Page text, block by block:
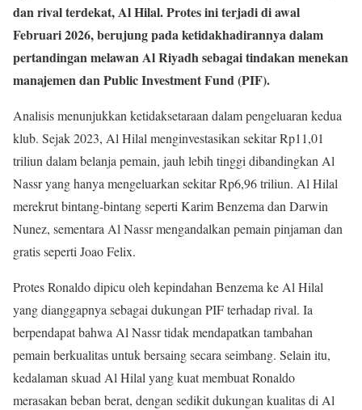
dan rival terdekat, Al Hilal. Protes ini terjadi di awal
Februari 2026, berujung pada ketidakhadirannya dalam
pertandingan melawan Al Riyadh sebagai tindakan menekan
manajemen dan Public Investment Fund (PIF).
Analisis menunjukkan ketidaksetaraan dalam pengeluaran kedua
klub. Sejak 2023, Al Hilal menginvestasikan sekitar Rp11,01
triliun dalam belanja pemain, jauh lebih tinggi dibandingkan Al
Nassr yang hanya mengeluarkan sekitar Rp6,96 triliun. Al Hilal
merekrut bintang-bintang seperti Karim Benzema dan Darwin
Nunez, sementara Al Nassr mengandalkan pemain pinjaman dan
gratis seperti Joao Felix.
Protes Ronaldo dipicu oleh kepindahan Benzema ke Al Hilal
yang dianggapnya sebagai dukungan PIF terhadap rival. Ia
berpendapat bahwa Al Nassr tidak mendapatkan tambahan
pemain berkualitas untuk bersaing secara seimbang. Selain itu,
kedalaman skuad Al Hilal yang kuat membuat Ronaldo
merasakan beban berat, dengan sedikit dukungan kualitas di Al